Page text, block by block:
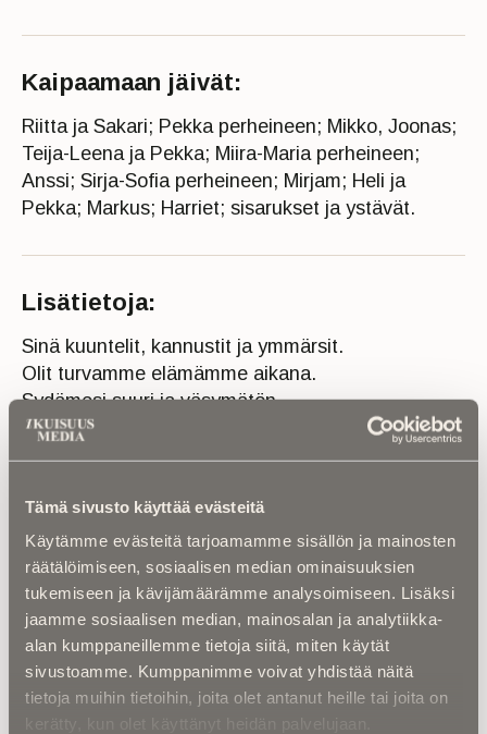
Tämä sivusto käyttää evästeitä
Käytämme evästeitä tarjoamamme sisällön ja mainosten
räätälöimiseen, sosiaalisen median ominaisuuksien
tukemiseen ja kävijämäärämme analysoimiseen. Lisäksi
jaamme sosiaalisen median, mainosalan ja analytiikka-
alan kumppaneillemme tietoja siitä, miten käytät
sivustoamme. Kumppanimme voivat yhdistää näitä
tietoja muihin tietoihin, joita olet antanut heille tai joita on
kerätty, kun olet käyttänyt heidän palvelujaan.
Kaipaamaan jäivät:
Riitta ja Sakari; Pekka perheineen; Mikko, Joonas;
Teija-Leena ja Pekka; Miira-Maria perheineen;
Anssi; Sirja-Sofia perheineen; Mirjam; Heli ja
Pekka; Markus; Harriet; sisarukset ja ystävät.
Lisätietoja:
Sinä kuuntelit, kannustit ja ymmärsit.
Olit turvamme elämämme aikana.
Sydämesi suuri ja väsymätön,
löi viimeisen lyöntinsä hiljaa.
Kristallivirran kaukaa näit, nyt perillä
Haluamme kiittää Attendo Hakalahtea isämme
hyvästä hoidosta.
Matin musiikilliset muistiseurat pidettiin la
29.3.2025 Kokkolan baptistikirkossa.